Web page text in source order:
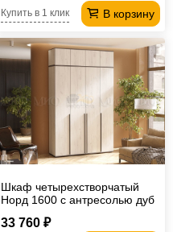
В корзину
Купить в 1 клик
Шкаф четырехстворчатый
Норд 1600 с антресолью дуб
33 760 ₽